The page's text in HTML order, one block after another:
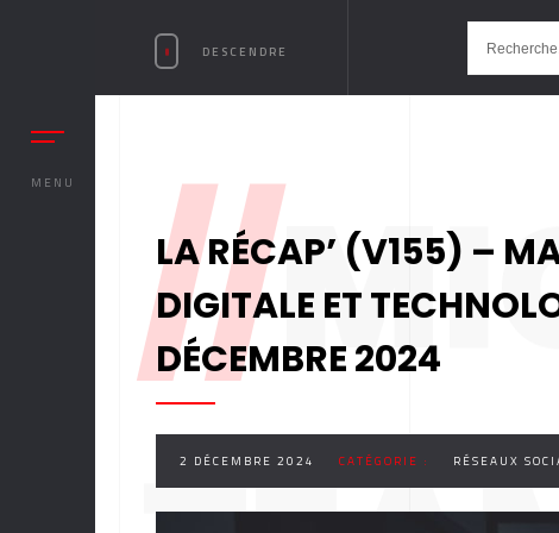
MENU
DESCENDRE
//
LA RÉCAP’ (V155) –
DIGITALE ET
DÉCEMBRE 2024
2 DÉCEMBRE 2024 CATÉGORIE : RÉSEAUX